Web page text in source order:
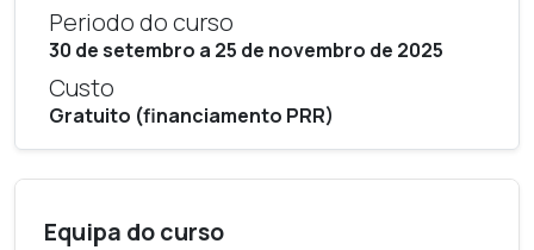
Periodo do curso
30 de setembro a 25 de novembro de 2025
Custo
Gratuito (financiamento PRR)
Equipa do curso